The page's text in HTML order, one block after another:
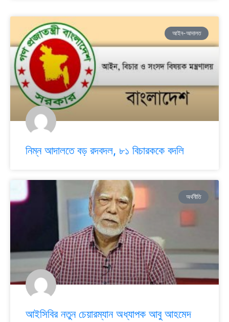
আইন-আদালত
নিম্ন আদালতে বড় রদবদল, ৮১ বিচারককে বদলি
অর্থনীতি
আইসিবির নতুন চেয়ারম্যান অধ্যাপক আবু আহমেদ